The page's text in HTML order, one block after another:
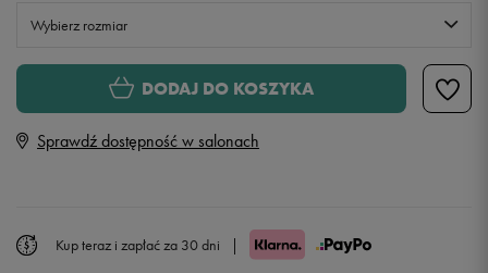
Wybierz rozmiar
Powiadom o dostępności
S
DODAJ DO KOSZYKA
Sprawdź dostępność w salonach
Kup teraz i zapłać za 30 dni |